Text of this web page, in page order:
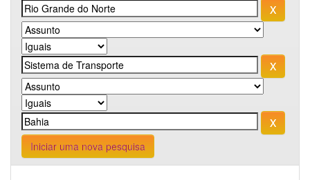
Iniciar uma nova pesquisa